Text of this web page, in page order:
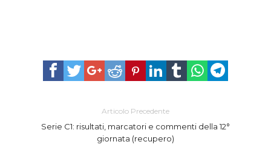
Articolo Precedente
Serie C1: risultati, marcatori e commenti della 12°
giornata (recupero)